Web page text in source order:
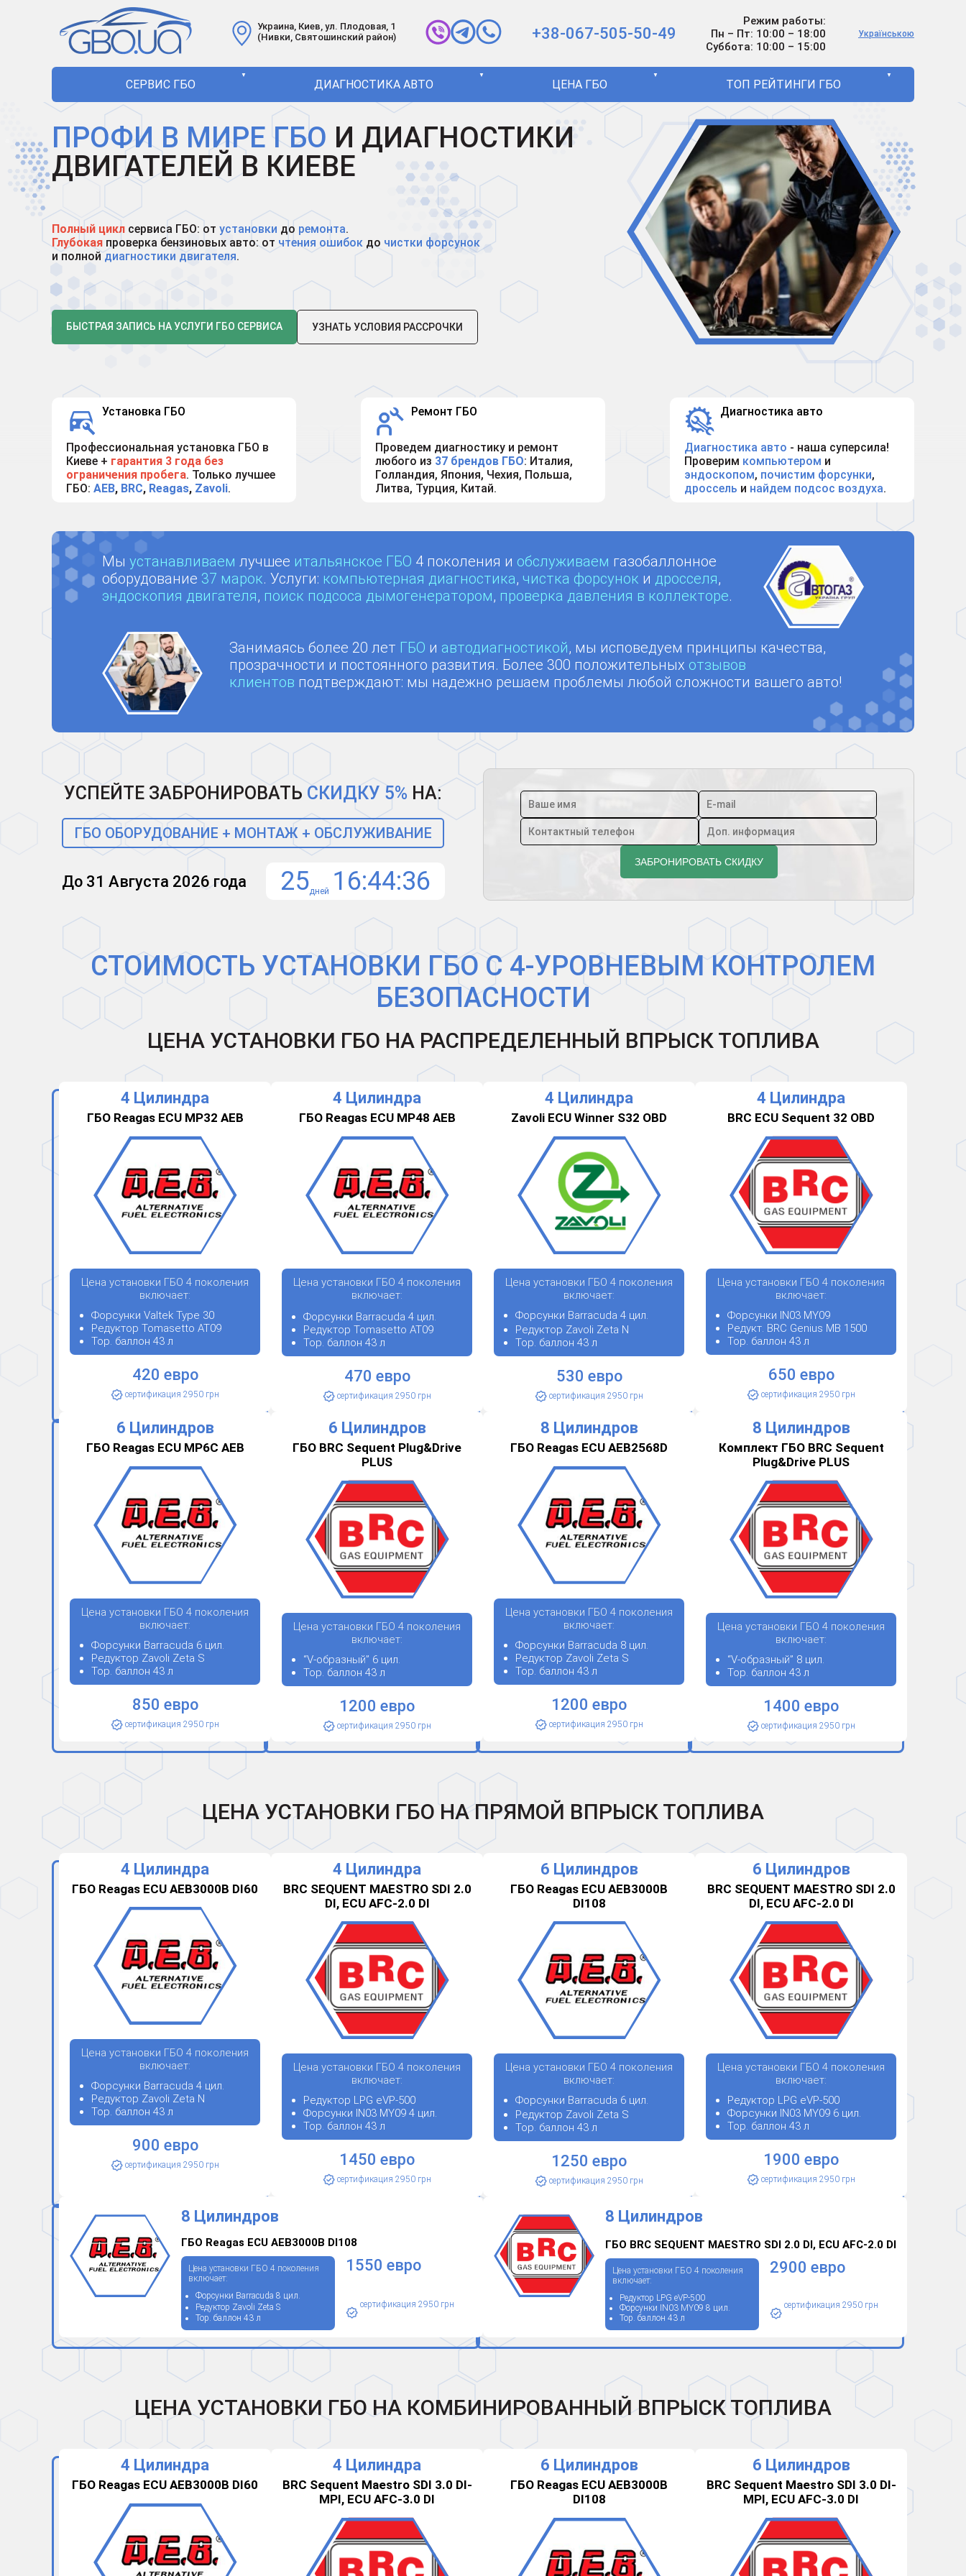
Украина, Киев, ул. Плодовая, 1
(Нивки, Святошинский район)
+38-067-505-50-49
Режим работы:
Пн – Пт: 10:00 – 18:00
Суббота: 10:00 – 15:00
Українською
СЕРВИС ГБО
▼
ДИАГНОСТИКА АВТО
▼
ЦЕНА ГБО
▼
ТОП РЕЙТИНГИ ГБО
▼
ПРОФИ В МИРЕ ГБО И ДИАГНОСТИКИ
ДВИГАТЕЛЕЙ В КИЕВЕ
Полный цикл сервиса ГБО: от установки до ремонта.
Глубокая проверка бензиновых авто: от чтения ошибок до чистки форсунок
и полнойдиагностики двигателя.
БЫСТРАЯ ЗАПИСЬ НА УСЛУГИ ГБО СЕРВИСА УЗНАТЬ УСЛОВИЯ РАCСРОЧКИ
Установка ГБО
Профессиональная установка ГБО в
Киеве + гарантия 3 года без
ограничения пробега. Только лучшее
ГБО: AEB, BRC, Reagas, Zavoli.
Ремонт ГБО
Проведем диагностику и ремонт
любого из 37 брендов ГБО: Италия,
Голландия, Япония, Чехия, Польша,
Литва, Турция, Китай.
Диагностика авто
Диагностика авто - наша суперсила!
Проверим компьютером и
эндоскопом, почистим форсунки,
дроссель и найдем подсос воздуха.
Мы устанавливаем лучшее итальянское ГБО 4 поколения и обслуживаем газобаллонное
оборудование 37 марок. Услуги: компьютерная диагностика, чистка форсунок и дросселя,
эндоскопия двигателя, поиск подсоса дымогенератором, проверка давления в коллекторе.
Занимаясь более 20 лет ГБО и автодиагностикой, мы исповедуем принципы качества,
прозрачности и постоянного развития. Более 300 положительных отзывов
клиентов подтверждают: мы надежно решаем проблемы любой сложности вашего авто!
УСПЕЙТЕ ЗАБРОНИРОВАТЬ СКИДКУ 5% НА:
ГБО ОБОРУДОВАНИЕ + МОНТАЖ + ОБСЛУЖИВАНИЕ
До 31 Августа 2026 года 25дней 16 44 35
СТОИМОСТЬ УСТАНОВКИ ГБО С 4-УРОВНЕВЫМ КОНТРОЛЕМ
БЕЗОПАСНОСТИ
ЦЕНА УСТАНОВКИ ГБО НА РАСПРЕДЕЛЕННЫЙ ВПРЫСК ТОПЛИВА
4 Цилиндра
ГБО Reagas ECU MP32 AEB
Цена установки ГБО 4 поколения
включает:
Форсунки Valtek Type 30
Редуктор Tomasetto АТ09
Тор. баллон 43 л
420 евро
сертификация 2950 грн
4 Цилиндра
ГБО Reagas ECU MP48 AEB
Цена установки ГБО 4 поколения
включает:
Форсунки Barracuda 4 цил.
Редуктор Tomasetto АТ09
Тор. баллон 43 л
470 евро
сертификация 2950 грн
4 Цилиндра
Zavoli ECU Winner S32 OBD
Цена установки ГБО 4 поколения
включает:
Форсунки Barracuda 4 цил.
Редуктор Zavoli Zeta N
Тор. баллон 43 л
530 евро
сертификация 2950 грн
4 Цилиндра
BRC ECU Sequent 32 OBD
Цена установки ГБО 4 поколения
включает:
Форсунки IN03 MY09
Редукт. BRC Genius MB 1500
Тор. баллон 43 л
650 евро
сертификация 2950 грн
6 Цилиндров
ГБО Reagas ECU MP6C AEB
Цена установки ГБО 4 поколения
включает:
Форсунки Barracuda 6 цил.
Редуктор Zavoli Zeta S
Тор. баллон 43 л
850 евро
сертификация 2950 грн
6 Цилиндров
ГБО BRC Sequent Plug&Drive
PLUS
Цена установки ГБО 4 поколения
включает:
“V-образный” 6 цил.
Тор. баллон 43 л
1200 евро
сертификация 2950 грн
8 Цилиндров
ГБО Reagas ECU AEB2568D
Цена установки ГБО 4 поколения
включает:
Форсунки Barracuda 8 цил.
Редуктор Zavoli Zeta S
Тор. баллон 43 л
1200 евро
сертификация 2950 грн
8 Цилиндров
Комплект ГБО BRC Sequent
Plug&Drive PLUS
Цена установки ГБО 4 поколения
включает:
“V-образный” 8 цил.
Тор. баллон 43 л
1400 евро
сертификация 2950 грн
ЦЕНА УСТАНОВКИ ГБО НА ПРЯМОЙ ВПРЫСК ТОПЛИВА
4 Цилиндра
ГБО Reagas ECU AEB3000B DI60
Цена установки ГБО 4 поколения
включает:
Форсунки Barracuda 4 цил.
Редуктор Zavoli Zeta N
Тор. баллон 43 л
900 евро
сертификация 2950 грн
4 Цилиндра
BRC SEQUENT MAESTRO SDI 2.0
DI, ECU AFC-2.0 DI
Цена установки ГБО 4 поколения
включает:
Редуктор LPG eVP-500
Форсунки IN03 MY09 4 цил.
Тор. баллон 43 л
1450 евро
сертификация 2950 грн
6 Цилиндров
ГБО Reagas ECU AEB3000B
DI108
Цена установки ГБО 4 поколения
включает:
Форсунки Barracuda 6 цил.
Редуктор Zavoli Zeta S
Тор. баллон 43 л
1250 евро
сертификация 2950 грн
6 Цилиндров
BRC SEQUENT MAESTRO SDI 2.0
DI, ECU AFC-2.0 DI
Цена установки ГБО 4 поколения
включает:
Редуктор LPG eVP-500
Форсунки IN03 MY09 6 цил.
Тор. баллон 43 л
1900 евро
сертификация 2950 грн
8 Цилиндров
ГБО Reagas ECU AEB3000B DI108
Цена установки ГБО 4 поколения
включает:
Форсунки Barracuda 8 цил.
Редуктор Zavoli Zeta S
Тор. баллон 43 л
1550 евро
сертификация 2950 грн
8 Цилиндров
ГБО BRC SEQUENT MAESTRO SDI 2.0 DI, ECU AFC-2.0 DI
Цена установки ГБО 4 поколения
включает:
Редуктор LPG eVP-500
Форсунки IN03 MY09 8 цил.
Тор. баллон 43 л
2900 евро
сертификация 2950 грн
ЦЕНА УСТАНОВКИ ГБО НА КОМБИНИРОВАННЫЙ ВПРЫСК ТОПЛИВА
4 Цилиндра
ГБО Reagas ECU AEB3000B DI60
4 Цилиндра
BRC Sequent Maestro SDI 3.0 DI-
MPI, ECU AFC-3.0 DI
6 Цилиндров
ГБО Reagas ECU AEB3000B
DI108
6 Цилиндров
BRC Sequent Maestro SDI 3.0 DI-
MPI, ECU AFC-3.0 DI